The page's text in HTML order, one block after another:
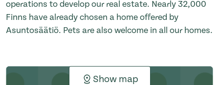
operations to develop our real estate. Nearly 32,000
Finns have already chosen a home offered by
Asuntosäätiö. Pets are also welcome in all our homes.
Show map